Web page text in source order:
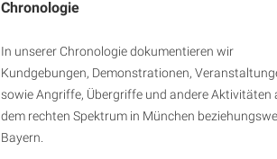
Chronologie
In unserer Chronologie dokumentieren wir
Kundgebungen, Demonstrationen,
sowie Angriffe, Übergriffe und andere Aktivitäten
dem rechten Spektrum in München
Bayern.